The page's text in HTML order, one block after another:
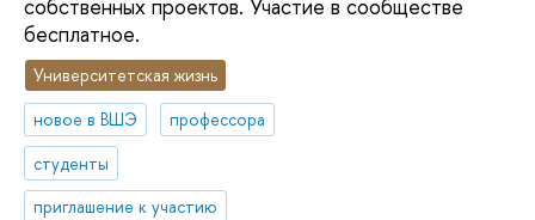
собственных проектов. Участие в сообществе
бесплатное.
Университетская жизнь
новое в ВШЭ
профессора
студенты
приглашение к участию